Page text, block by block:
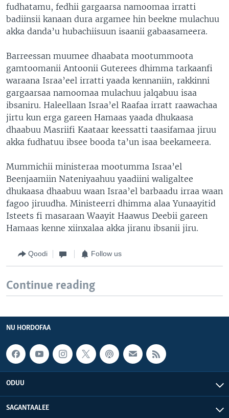
fudhatamu, fedhii gargaarsa namoomaa irratti
badiinsii kanaan dura argamee hin beekne mulachuu
akka danda’u hubachiisuun isaanii gabaasameera.
Barreessan muumee dhaabata mootummoota
gamtoomanii Antoonii Guterees dhimma tarkaanfi
waraana Israa’eel irratti yaada kennaniin, rakkinni
gargaarsaa namoomaa mulachuu jalqabuu isaa
ibsaniru. Haleellaan Israa’el Raafaa irratt raawachaa
jirtu kun erga gareen Hamaas yaada dhukaasa
dhaabuu Masriifi Kaataar keessatti taasifamaa jiruu
akka fudhatuu ibsee booda ta’un isaa beekameera.
Mummichii ministeraa mootumma Israa’el
Beenjaamiin Nateniyaahuu yaadiini waligaltee
dhukaasa dhaabuu waan Israa’el barbaadu irraa waan
fagoo jiruudha. Ministeerri dhimma alaa Yunaayitid
Isteets fi masaraan Waayit Haawus Deebii gareen
Hamaas kenne xiinxalaa akka jiranu ibsanii jiru.
Qoodi Follow us
Continue reading
NU HORDOFAA
ODUU
SAGANTAALEE